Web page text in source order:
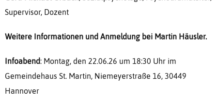
Supervisor, Dozent
Weitere Informationen und Anmeldung bei Martin Häusler.
Infoabend: Montag, den 22.06.26 um 18:30 Uhr im
Gemeindehaus St. Martin, Niemeyerstraße 16, 30449
Hannover